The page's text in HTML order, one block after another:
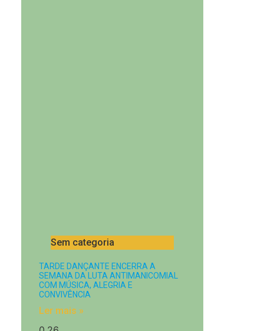
Sem categoria
TARDE DANÇANTE ENCERRA A
SEMANA DA LUTA ANTIMANICOMIAL
COM MÚSICA, ALEGRIA E
CONVIVÊNCIA
Ler mais »